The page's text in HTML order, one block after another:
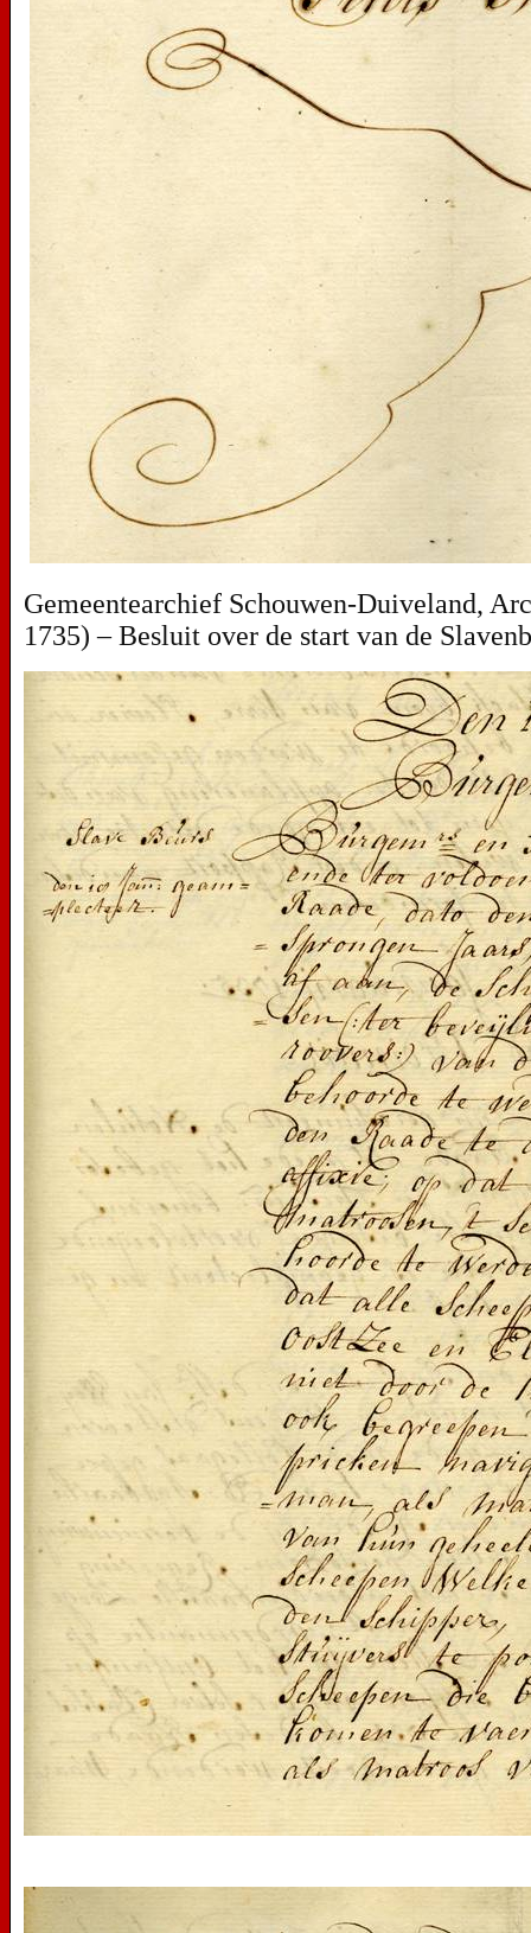
Gemeentearchief Schouwen-Duiveland,
1735) – Besluit over de start van de